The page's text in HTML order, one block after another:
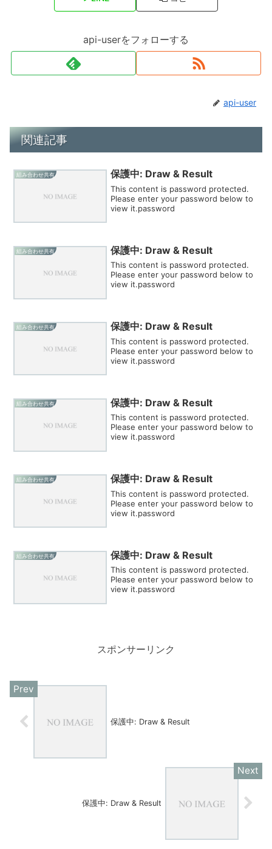
api-userをフォローする
api-user
関連記事
組み合わせ共有 保護中: Draw & Result
This content is password protected.
Please enter your password below to
view it.password
組み合わせ共有 保護中: Draw & Result
This content is password protected.
Please enter your password below to
view it.password
組み合わせ共有 保護中: Draw & Result
This content is password protected.
Please enter your password below to
view it.password
組み合わせ共有 保護中: Draw & Result
This content is password protected.
Please enter your password below to
view it.password
組み合わせ共有 保護中: Draw & Result
This content is password protected.
Please enter your password below to
view it.password
組み合わせ共有 保護中: Draw & Result
This content is password protected.
Please enter your password below to
view it.password
スポンサーリンク
保護中: Draw & Result
保護中: Draw & Result